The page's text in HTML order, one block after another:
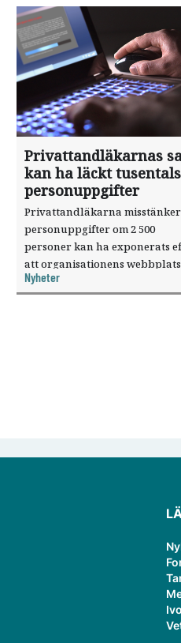
Privattandläkarnas
kan ha läckt tusentals
personuppgifter
Privattandläkarna
personuppgifter om 2 500
personer kan ha exponerats
att organisationens webbplats
utnyttjats genom en sårbarhet
publiceringsverktyg.
Nyheter